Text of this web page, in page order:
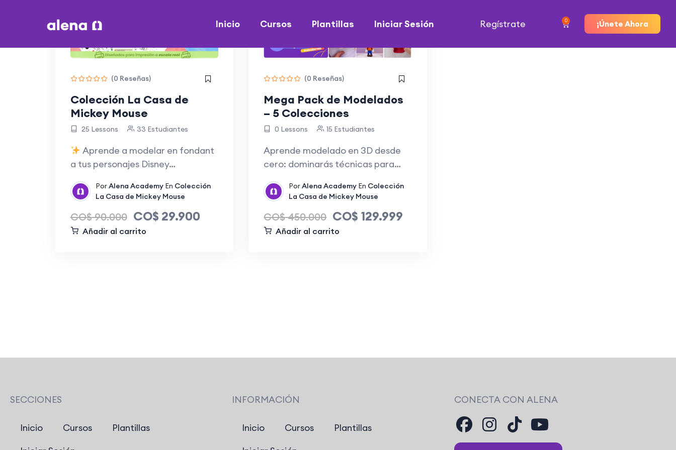
Inicio Cursos Plantillas Iniciar Sesión Regístrate 0 ¡Únete Ahora
(0 Reseñas)
Colección La Casa de
Mickey Mouse
25 Lessons 33 Estudiantes
Aprende a modelar en fondant
a tus personajes Disney…
PorAlena Academy En Colección
La Casa de Mickey Mouse
CO$90.000 CO$ 29.900
Añadir al carrito
-71%
(0 Reseñas)
Mega Pack de Modelados
– 5 Colecciones
0 Lessons 15 Estudiantes
Aprende modelado en 3D desde
cero: dominarás técnicas para
PorAlena Academy En Colección
La Casa de Mickey Mouse
CO$450.000 CO$ 129.999
Añadir al carrito
SECCIONES
Inicio Cursos
Plantillas
INFORMACIÓN
Inicio Cursos
Plantillas
CONECTA CON ALENA